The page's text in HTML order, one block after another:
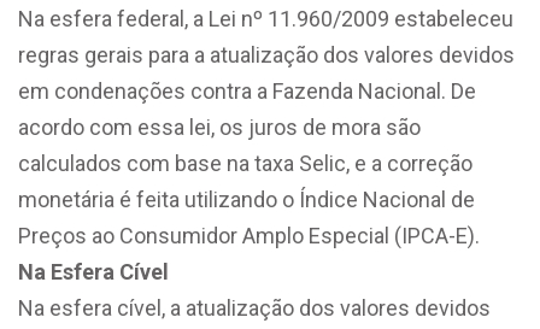
Na esfera federal, a Lei nº 11.960/2009 estabeleceu
regras gerais para a atualização dos valores devidos
em condenações contra a Fazenda Nacional. De
acordo com essa lei, os juros de mora são
calculados com base na taxa Selic, e a correção
monetária é feita utilizando o Índice Nacional de
Preços ao Consumidor Amplo Especial (IPCA-E).
Na Esfera Cível
Na esfera cível, a atualização dos valores devidos